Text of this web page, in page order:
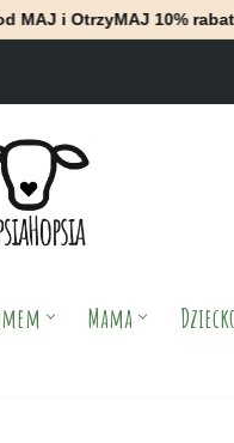
10% rabatu przy
Mama